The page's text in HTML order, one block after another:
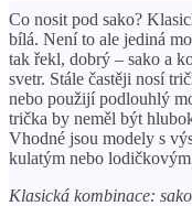
Co nosit pod sako?
bílá. Není to ale jediná
tak řekl, dobrý – sako a
svetr. Stále častěji nosí
nebo použijí podlouhlý
trička by neměl být
Vhodné jsou modely s
kulatým nebo
Klasická kombinace: